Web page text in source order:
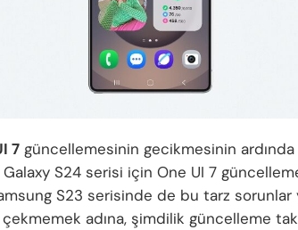
7 güncellemesinin gecikmesinin
Galaxy S24 serisi için One UI 7
S23 serisinde de bu tarz sorunlar
adına, şimdilik güncelleme